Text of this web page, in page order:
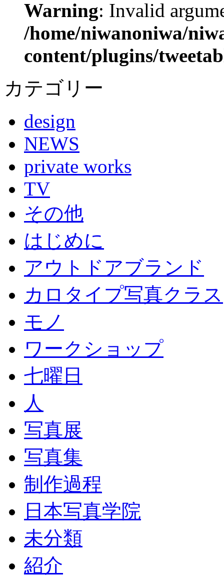
Warning: Invalid
/home/niwanoniwa/
content/plugins/
カテゴリー
design
NEWS
private works
TV
その他
はじめに
アウトドアブランド
カロタイプ写真クラス
モノ
ワークショップ
七曜日
人
写真展
写真集
制作過程
日本写真学院
未分類
紹介